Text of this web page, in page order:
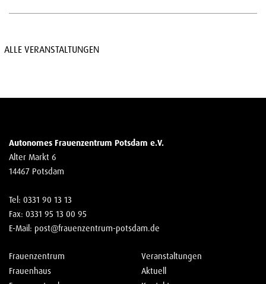
ALLE VERANSTALTUNGEN
Autonomes Frauenzentrum Potsdam e.V.
Alter Markt 6
14467 Potsdam
Tel: 0331 90 13 13
Fax: 0331 95 13 00 95
E-Mail: post@frauenzentrum-potsdam.de
Frauenzentrum
Frauenhaus
Veranstaltungen
Aktuell